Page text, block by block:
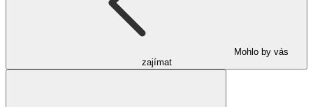
Mohlo by vás
zajímat